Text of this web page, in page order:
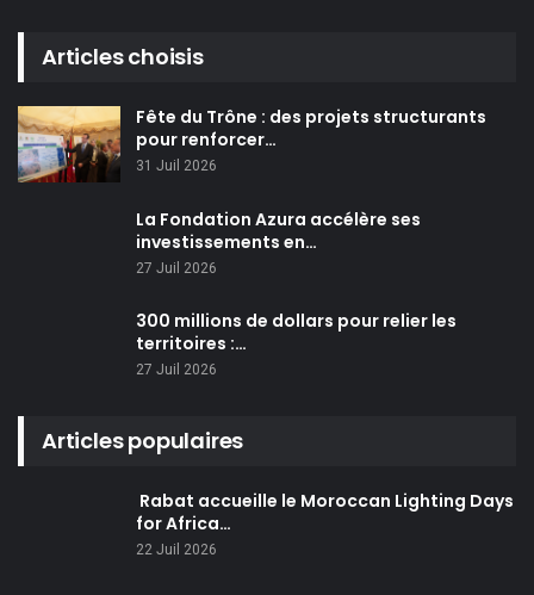
Articles choisis
Fête du Trône : des projets structurants
pour renforcer…
31 Juil 2026
La Fondation Azura accélère ses
investissements en…
27 Juil 2026
300 millions de dollars pour relier les
territoires :…
27 Juil 2026
Articles populaires
Rabat accueille le Moroccan Lighting Days
for Africa…
22 Juil 2026